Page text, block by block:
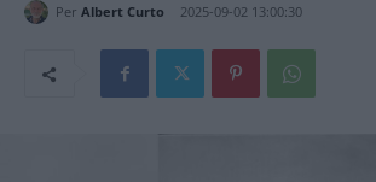
Per Albert Curto 2025-09-02 13:00:30